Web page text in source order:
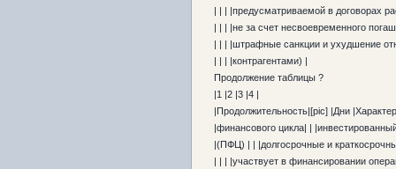
| | | |предусматриваемой в договорах
| | | |не за счет несвоевременного
| | | |штрафные санкции и ухудшение
| | | |контрагентами) |
Продолжение таблицы ?
|1 |2 |3 |4 |
|Продолжительность|[pic] |Дни
|финансового цикла| |
|(ПФЦ) | | |долгосрочные и
| | | |участвует в финансировании